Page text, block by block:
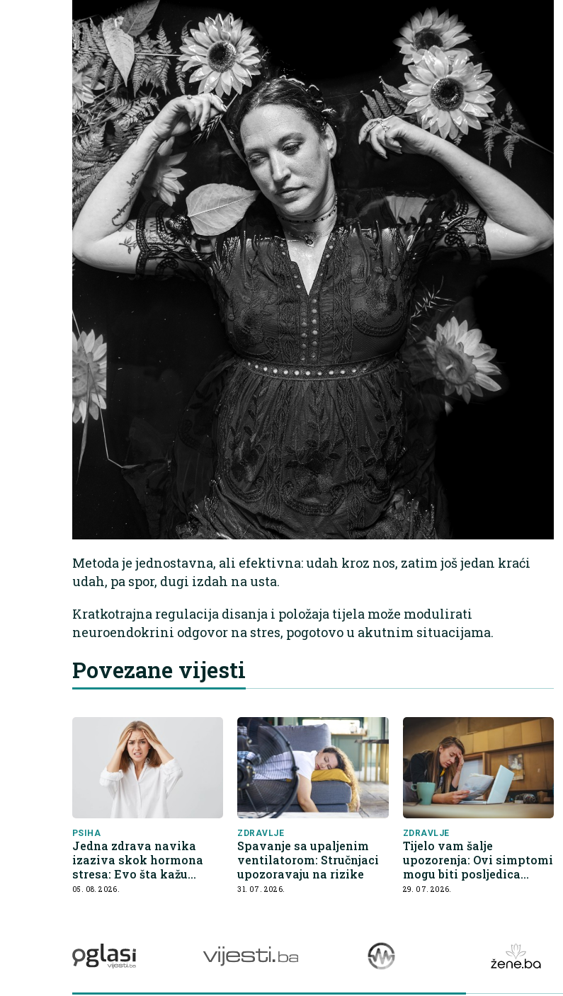
Metoda je jednostavna, ali efektivna: udah kroz nos, zatim još jedan kraći
udah, pa spor, dugi izdah na usta.
Kratkotrajna regulacija disanja i položaja tijela može modulirati
neuroendokrini odgovor na stres, pogotovo u akutnim situacijama.
Povezane vijesti
PSIHA
Jedna zdrava navika
izaziva skok hormona
stresa: Evo šta kažu
endokrinolozi
05. 08. 2026.
ZDRAVLJE
Spavanje sa upaljenim
ventilatorom: Stručnjaci
upozoravaju na rizike
31. 07. 2026.
ZDRAVLJE
Tijelo vam šalje
upozorenja: Ovi simptomi
mogu biti posljedica
hroničnog stresa
29. 07. 2026.